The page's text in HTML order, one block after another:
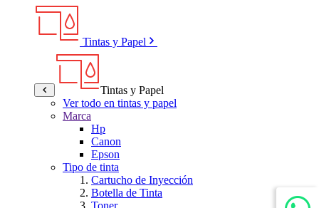
Tintas y Papel
Tintas y Papel
Ver todo en tintas y papel
Marca
Hp
Canon
Epson
Tipo de tinta
Cartucho de Inyección
Botella de Tinta
Toner